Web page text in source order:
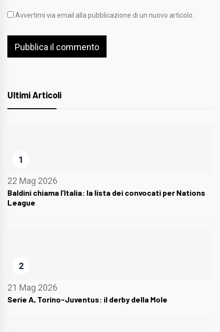
Avvertimi via email alla pubblicazione di un nuovo articolo.
Ultimi Articoli
1
22 Mag 2026
Baldini chiama l’Italia: la lista dei convocati per Nations
League
2
21 Mag 2026
Serie A, Torino-Juventus: il derby della Mole